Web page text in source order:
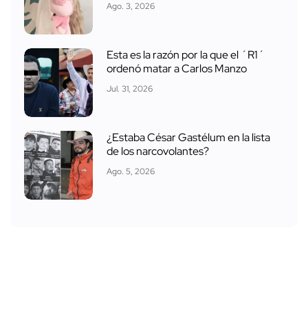
Ago. 3, 2026
Esta es la razón por la que el ´R1´
ordenó matar a Carlos Manzo
Jul. 31, 2026
¿Estaba César Gastélum en la lista
de los narcovolantes?
Ago. 5, 2026